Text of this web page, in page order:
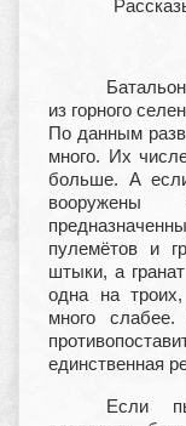
из горного
По данным
много. Их
больше. А
вооружены
пулемётов и
штыки, а
одна на
много
единственная
Если